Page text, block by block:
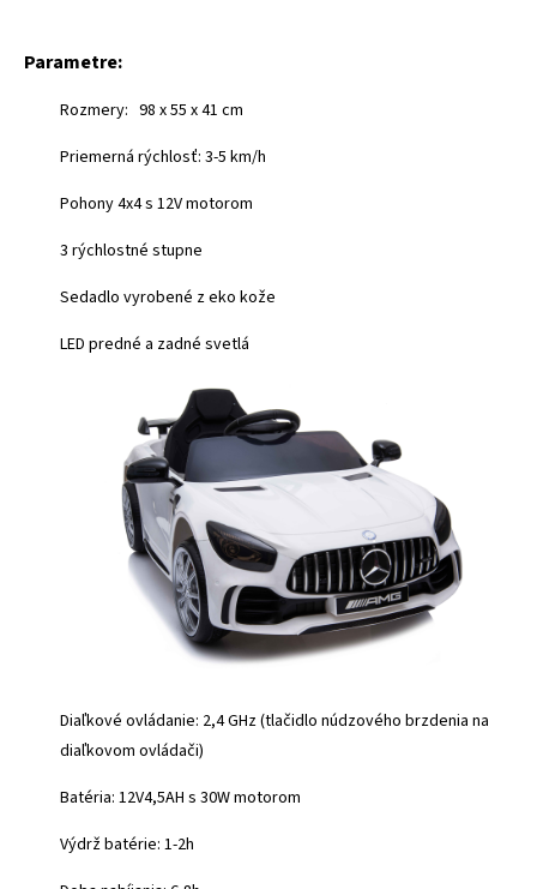
Parametre:
Rozmery: 98 x 55 x 41 cm
Priemerná rýchlosť: 3-5 km/h
Pohony 4x4 s 12V motorom
3 rýchlostné stupne
Sedadlo vyrobené z eko kože
LED predné a zadné svetlá
Diaľkové ovládanie: 2,4 GHz (tlačidlo núdzového brzdenia na
diaľkovom ovládači)
Batéria: 12V4,5AH s 30W motorom
Výdrž batérie: 1-2h